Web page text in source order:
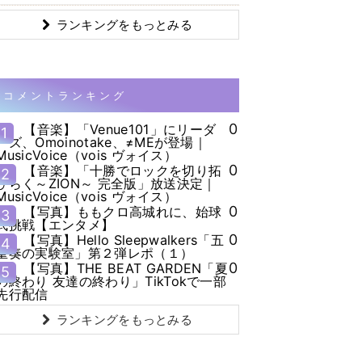
ランキングをもっとみる
コメントランキング
1
【音楽】「Venue101」にリーダ
ズ、Omoinotake、≠MEが登場｜
（vois ヴォイス）
0
2
【音楽】「十勝でロックを切り拓
らく～ZION～ 完全版」放送決定｜
（vois ヴォイス）
0
3
【写真】ももクロ高城れに、始球
挑戦【エンタメ】
0
4
【写真】Hello Sleepwalkers「五
奏の実験室」第２弾レポ（１）
0
5
【写真】THE BEAT GARDEN「夏
終わり 友達の終わり」TikTokで一部
行配信
0
ランキングをもっとみる